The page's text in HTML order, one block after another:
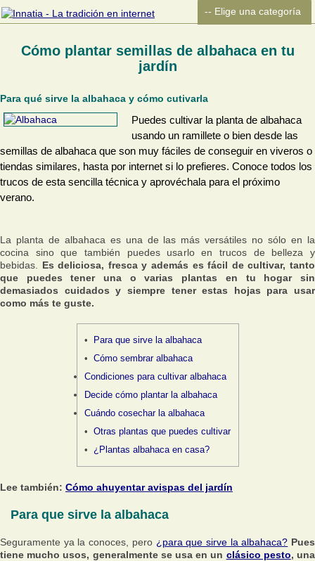
Cómo plantar semillas de albahaca en tu
jardín
Para qué sirve la albahaca y cómo cutivarla
Puedes cultivar la planta de albahaca
usando un ramillete o bien desde las
semillas de albahaca que son muy fáciles de conseguir en viveros o
tiendas similares, hasta por internet si lo prefieres. Conoce todos los
trucos de esta sencilla técnica y aprovéchala para el próximo
verano.
La planta de albahaca es una de las más versátiles no sólo en la
cocina sino que también puedes usarlo en trucos de belleza y
bebidas. Es deliciosa, fresca y además es fácil de cultivar, tanto
que puedes tener una o varias plantas en tu hogar sin
demasiados cuidados y siempre tener estas hojas para usar
como más te guste.
Para que sirve la albahaca
Cómo sembrar albahaca
Condiciones para cultivar albahaca
Decide cómo plantar la albahaca
Cuándo cosechar la albahaca
Otras plantas que puedes cultivar
¿Plantas albahaca en casa?
Lee también: Cómo ahuyentar avispas del jardín
Para que sirve la albahaca
Seguramente ya la conoces, pero ¿para que sirve la albahaca? Pues
tiene mucho usos, generalmente se usa en un clásico pesto, una